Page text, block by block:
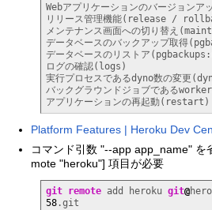
Webアプリケーションのバージョン
リリース管理機能(release /
メンテナンス画面への切り替え
データベースのバックアップ取得
データベースのリストア
ログの確認(logs)
実行プロセスであるdyno数の変更
バックグラウンドジョブである
アプリケーションの再起動(restart)
Platform Features | Heroku Dev
コマンド引数 "--app app_name"
mote "heroku"] 項目が必要
git remote add heroku git@
58.git